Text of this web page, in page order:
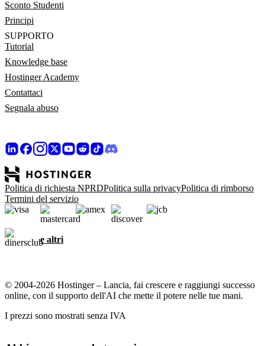
Sconto Studenti
Principi
SUPPORTO
Tutorial
Knowledge base
Hostinger Academy
Contattaci
Segnala abuso
Politica di richiesta NPRDPolitica sulla privacyPolitica di rimborso
Termini del servizio
e altri
© 2004-2026 Hostinger – Lancia, fai crescere e raggiungi successo
online, con il supporto dell'AI che mette il potere nelle tue mani.
I prezzi sono mostrati senza IVA